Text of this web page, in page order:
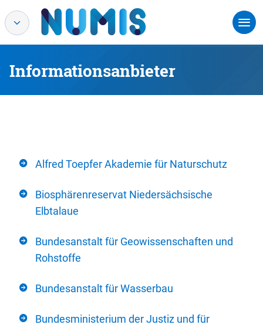
Informationsanbieter
Alfred Toepfer Akademie für Naturschutz
Biosphärenreservat Niedersächsische
Elbtalaue
Bundesanstalt für Geowissenschaften und
Rohstoffe
Bundesanstalt für Wasserbau
Bundesministerium der Justiz und für